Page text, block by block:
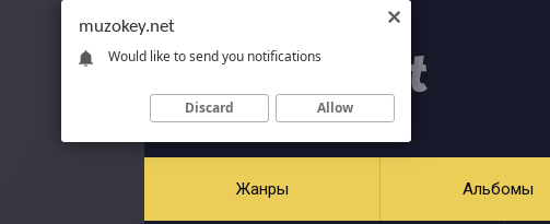
Жанры Альбомы
muzokey.net
Would like to send you notifications
Discard Allow